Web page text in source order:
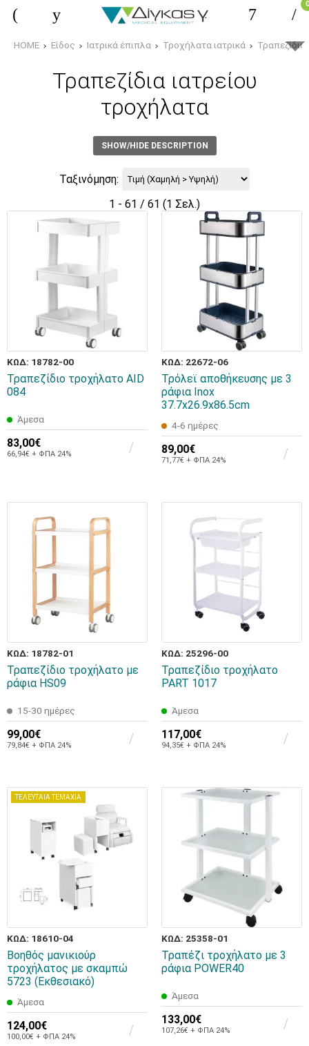
0
HOME Είδος Ιατρικά έπιπλα Τροχήλατα ιατρικά
Τραπεζίδια ιατρείου
τροχήλατα
SHOW/HIDE DESCRIPTION
Ταξινόμηση:
1 - 61 / 61 (1 Σελ.)
ΚΩΔ: 18782-00
Τραπεζίδιο τροχήλατο AID
084
Άμεσα
83,00€
66,94€ + ΦΠΑ 24%
ΚΩΔ: 22672-06
Τρόλεϊ αποθήκευσης με 3
ράφια Inox
37.7x26.9x86.5cm
4-6 ημέρες
89,00€
71,77€ + ΦΠΑ 24%
ΚΩΔ: 18782-01
Τραπεζίδιο τροχήλατο με
ράφια HS09
15-30 ημέρες
99,00€
79,84€ + ΦΠΑ 24%
ΚΩΔ: 25296-00
Τραπεζίδιο τροχήλατο
PART 1017
Άμεσα
117,00€
94,35€ + ΦΠΑ 24%
ΤΕΛΕΥΤΑΙΑ ΤΕΜΑΧΙΑ
ΚΩΔ: 18610-04
Βοηθός μανικιούρ
τροχήλατος με σκαμπώ
5723 (Εκθεσιακό)
Άμεσα
124,00€
100,00€ + ΦΠΑ 24%
ΚΩΔ: 25358-01
Τραπέζι τροχήλατο με 3
ράφια POWER40
Άμεσα
133,00€
107,26€ + ΦΠΑ 24%